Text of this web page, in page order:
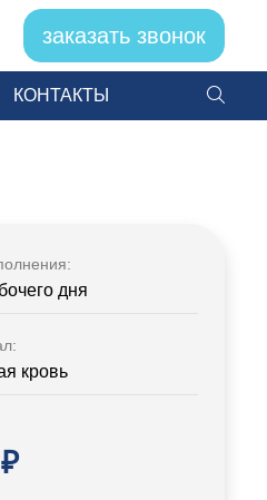
заказать звонок
КОНТАКТЫ
дня
кровь